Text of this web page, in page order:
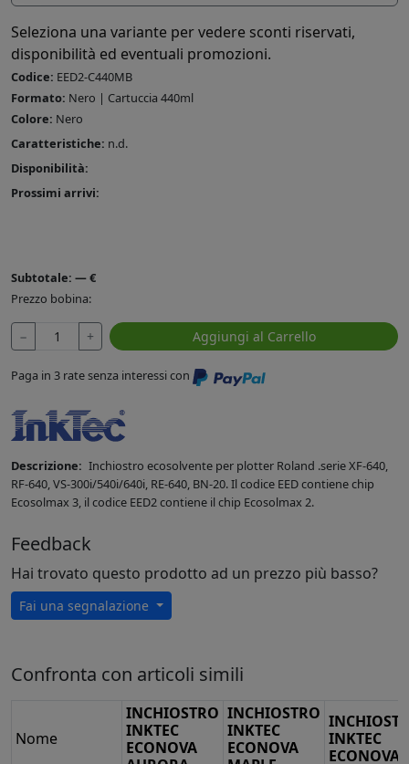
Seleziona una variante per vedere sconti riservati,
disponibilità ed eventuali promozioni.
Codice: EED2-C440MB
Formato: Nero | Cartuccia 440ml
Colore: Nero
Caratteristiche: n.d.
Disponibilità:
Prossimi arrivi:
Subtotale: —€
Prezzo bobina:
− + Aggiungi al Carrello
Paga in 3 rate senza interessi con
Descrizione: Inchiostro ecosolvente per plotter Roland .serie XF-640,
RF-640, VS-300i/540i/640i, RE-640, BN-20. Il codice EED contiene chip
Ecosolmax 3, il codice EED2 contiene il chip Ecosolmax 2.
Feedback
Hai trovato questo prodotto ad un prezzo più basso?
Fai una segnalazione
Confronta con articoli simili
Nome
INCHIOSTRO
INKTEC
ECONOVA
INCHIOSTRO
INKTEC
ECONOVA
INKTEC
ECONOVA